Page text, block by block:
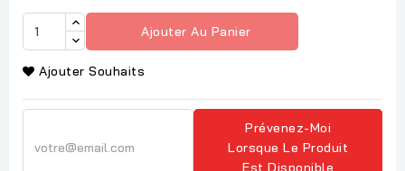
Ajouter Au Panier
Ajouter Souhaits
Prévenez-Moi
Lorsque Le Produit
Est Disponible